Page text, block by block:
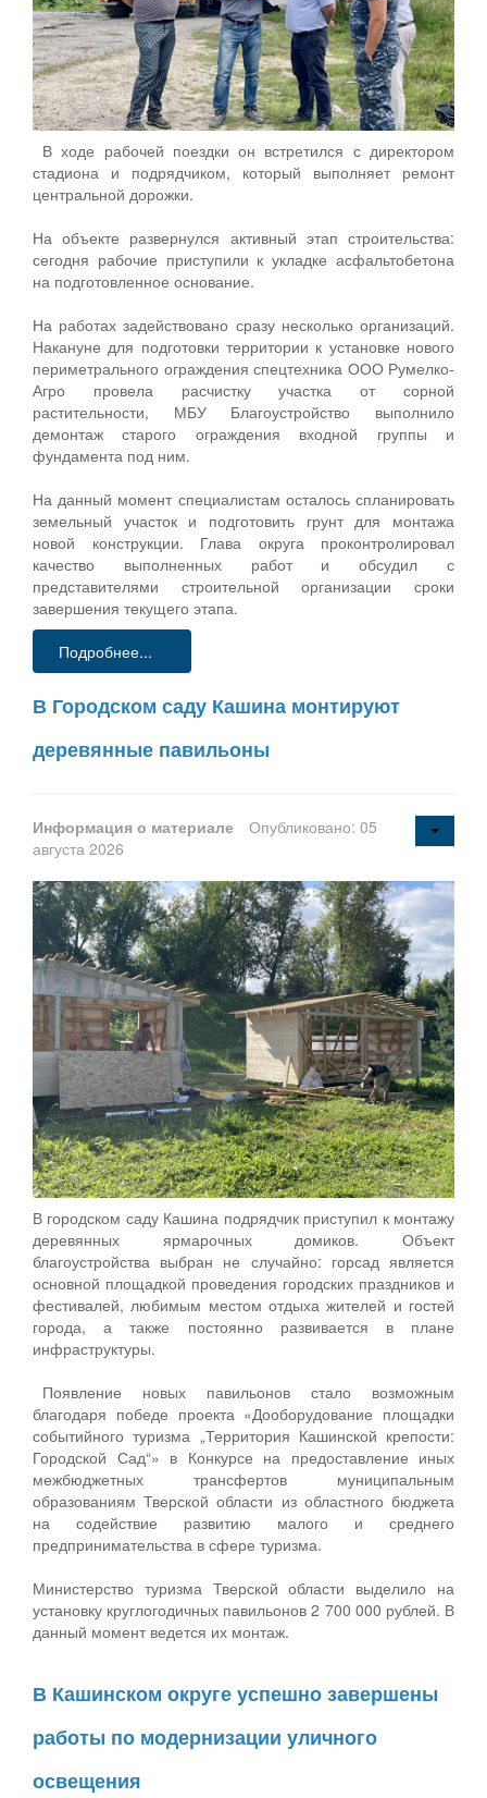
В ходе рабочей поездки он встретился с директором
стадиона и подрядчиком, который выполняет ремонт
центральной дорожки.
На объекте развернулся активный этап строительства:
сегодня рабочие приступили к укладке асфальтобетона
на подготовленное основание.
На работах задействовано сразу несколько организаций.
Накануне для подготовки территории к установке нового
периметрального ограждения спецтехника ООО Румелко-
Агро провела расчистку участка от сорной
растительности, МБУ Благоустройство выполнило
демонтаж старого ограждения входной группы и
фундамента под ним.
На данный момент специалистам осталось спланировать
земельный участок и подготовить грунт для монтажа
новой конструкции. Глава округа проконтролировал
качество выполненных работ и обсудил с
представителями строительной организации сроки
завершения текущего этапа.
Подробнее...
В Городском саду Кашина монтируют
деревянные павильоны
Информация о материале
Опубликовано: 05
августа 2026
В городском саду Кашина подрядчик приступил к монтажу
деревянных ярмарочных домиков. Объект
благоустройства выбран не случайно: горсад является
основной площадкой проведения городских праздников и
фестивалей, любимым местом отдыха жителей и гостей
города, а также постоянно развивается в плане
инфраструктуры.
Появление новых павильонов стало возможным
благодаря победе проекта «Дооборудование площадки
событийного туризма „Территория Кашинской крепости:
Городской Сад“» в Конкурсе на предоставление иных
межбюджетных трансфертов муниципальным
образованиям Тверской области из областного бюджета
на содействие развитию малого и среднего
предпринимательства в сфере туризма.
Министерство туризма Тверской области выделило на
установку круглогодичных павильонов 2 700 000 рублей. В
данный момент ведется их монтаж.
В Кашинском округе успешно завершены
работы по модернизации уличного
освещения